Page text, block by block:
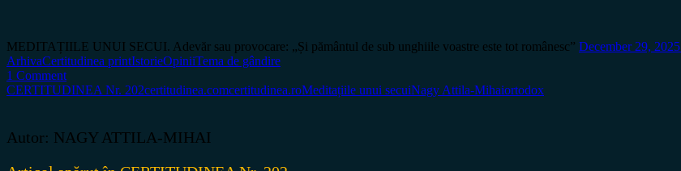
MEDITAȚIILE UNUI SECUI. Adevăr sau provocare: „Și pământul de sub unghiile voastre este tot românesc” December 29, 2025
ArhivaCertitudinea printIstorieOpiniiTema de gândire
1 Comment
CERTITUDINEA Nr. 202certitudinea.comcertitudinea.roMeditațiile unui secuiNagy Attila-Mihaiortodox
Autor: NAGY ATTILA-MIHAI